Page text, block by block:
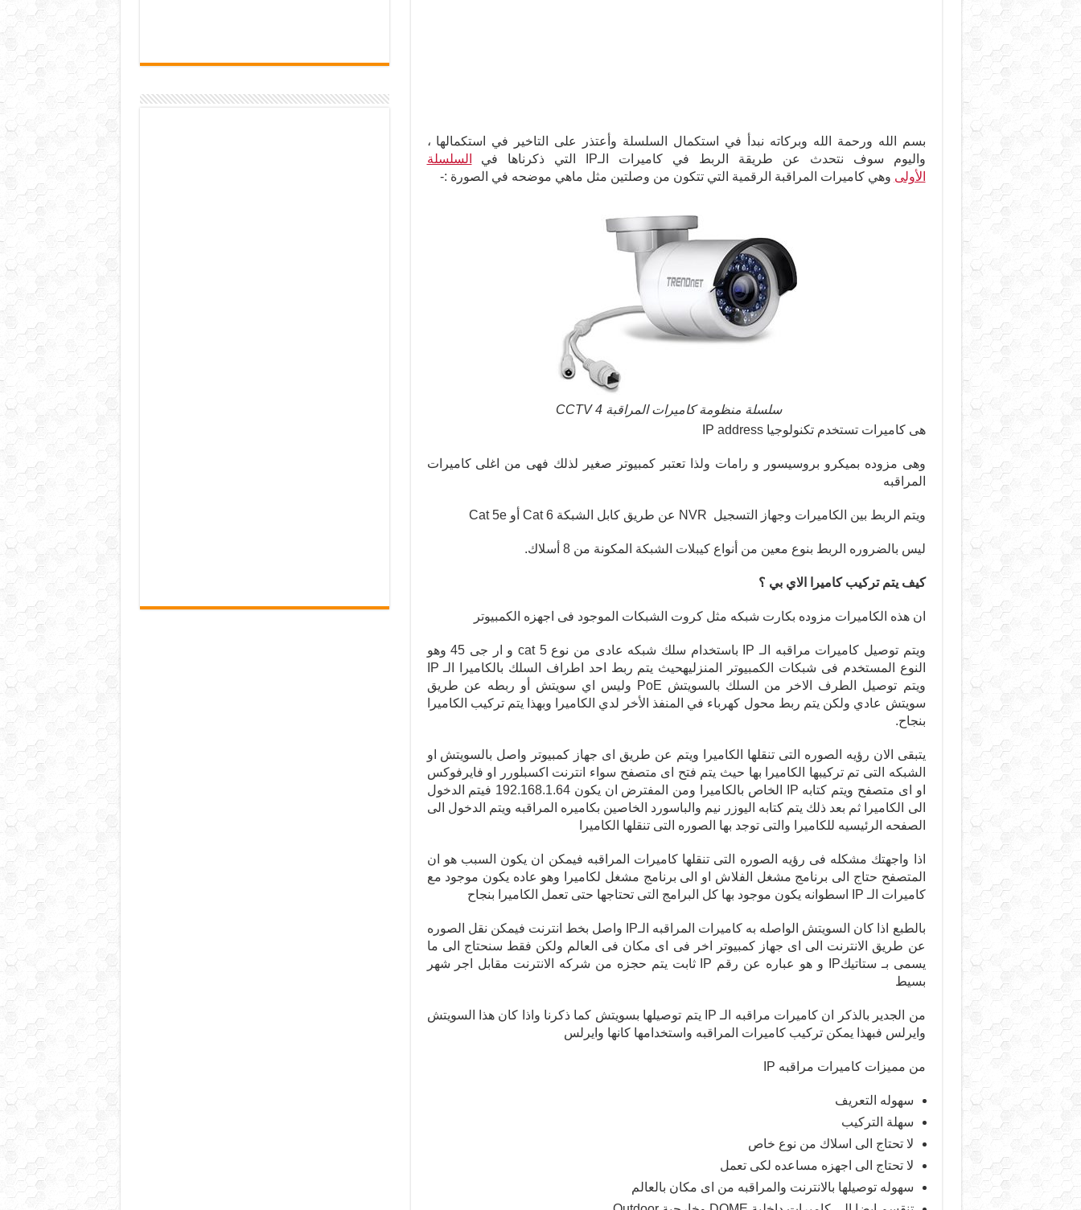
بسم الله ورحمة الله وبركاته نبدأ في استكمال السلسلة وأعتذر على التاخير في استكمالها ،
واليوم سوف نتحدث عن طريقة الربط في كاميرات الـIP التي ذكرناها في
السلسلة
الأولى وهي كاميرات المراقبة الرقمية التي تتكون من وصلتين مثل ماهي موضحه في الصورة :-
سلسلة منظومة كاميرات المراقبة CCTV 4
هى كاميرات تستخدم تكنولوجيا IP address
وهى مزوده بميكرو بروسيسور و رامات ولذا تعتبر كمبيوتر صغير لذلك فهى من اغلى كاميرات
المراقبه
ويتم الربط بين الكاميرات وجهاز التسجيل NVR عن طريق كابل الشبكة Cat 6 أو Cat 5e
ليس بالضروره الربط بنوع معين من أنواع كيبلات الشبكة المكونة من 8 أسلاك.
كيف يتم تركيب كاميرا الاي بي ؟
ان هذه الكاميرات مزوده بكارت شبكه مثل كروت الشبكات الموجود فى اجهزه الكمبيوتر
ويتم توصيل كاميرات مراقبه الـ IP باستخدام سلك شبكه عادى من نوع cat 5 و ار جى 45 وهو
النوع المستخدم فى شبكات الكمبيوتر المنزليهحيث يتم ربط احد اطراف السلك بالكاميرا الـ IP
ويتم توصيل الطرف الاخر من السلك بالسويتش PoE وليس اي سويتش أو ربطه عن طريق
سويتش عادي ولكن يتم ربط محول كهرباء في المنفذ الأخر لدي الكاميرا وبهذا يتم تركيب الكاميرا
بنجاح.
يتبقى الان رؤيه الصوره التى تنقلها الكاميرا ويتم عن طريق اى جهاز كمبيوتر واصل بالسويتش او
الشبكه التى تم تركيبها الكاميرا بها حيث يتم فتح اى متصفح سواء انترنت اكسبلورر او فايرفوكس
او اى متصفح ويتم كتابه IP الخاص بالكاميرا ومن المفترض ان يكون 192.168.1.64 فيتم الدخول
الى الكاميرا ثم بعد ذلك يتم كتابه اليوزر نيم والباسورد الخاصين بكاميره المراقبه ويتم الدخول الى
الصفحه الرئيسيه للكاميرا والتى توجد بها الصوره التى تنقلها الكاميرا
اذا واجهتك مشكله فى رؤيه الصوره التى تنقلها كاميرات المراقبه فيمكن ان يكون السبب هو ان
المتصفح حتاج الى برنامج مشغل الفلاش او الى برنامج مشغل لكاميرا وهو عاده يكون موجود مع
كاميرات الـ IP اسطوانه يكون موجود بها كل البرامج التى تحتاجها حتى تعمل الكاميرا بنجاح
بالطبع اذا كان السويتش الواصله به كاميرات المراقبه الـIP واصل بخط انترنت فيمكن نقل الصوره
عن طريق الانترنت الى اى جهاز كمبيوتر اخر فى اى مكان فى العالم ولكن فقط سنحتاج الى ما
يسمى بـ ستاتيكIP و هو عباره عن رقم IP ثابت يتم حجزه من شركه الانترنت مقابل اجر شهر
بسيط
من الجدير بالذكر ان كاميرات مراقبه الـ IP يتم توصيلها بسويتش كما ذكرنا واذا كان هذا السويتش
وايرلس فبهذا يمكن تركيب كاميرات المراقبه واستخدامها كانها وايرلس
من مميزات كاميرات مراقبه IP
سهوله التعريف
سهلة التركيب
لا تحتاج الى اسلاك من نوع خاص
لا تحتاج الى اجهزه مساعده لكى تعمل
سهوله توصيلها بالانترنت والمراقبه من اى مكان بالعالم